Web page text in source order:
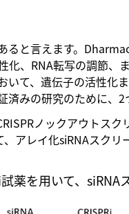
ると言えます。
化、RNA転写の調節
いて、遺伝子の活性化
みの研究のために、2
ノックアウトス
アレイ化siRNAスクリ
薬を用いて、